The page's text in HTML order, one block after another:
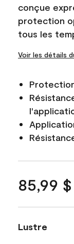
conçue
protection
tous les
Voir les détails
85,99
Lustre